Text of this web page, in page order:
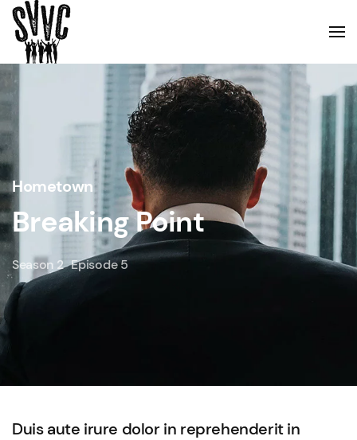
Hometown
Breaking Point
Season 2 Episode 5
Duis aute irure dolor in reprehenderit in